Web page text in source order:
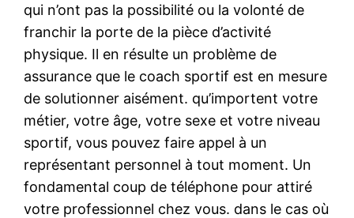
qui n’ont pas la possibilité ou la volonté de
franchir la porte de la pièce d’activité
physique. Il en résulte un problème de
assurance que le coach sportif est en mesure
de solutionner aisément. qu’importent votre
métier, votre âge, votre sexe et votre niveau
sportif, vous pouvez faire appel à un
représentant personnel à tout moment. Un
fondamental coup de téléphone pour attiré
votre professionnel chez vous. dans le cas où